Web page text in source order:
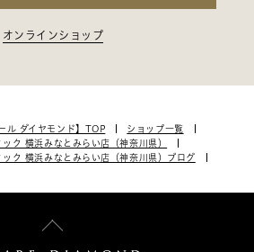
オンラインショップ
ル ダイヤモンド】TOP
ショップ一覧
ク 横浜みなとみらい店（神奈川県）
ク 横浜みなとみらい店（神奈川県）ブログ